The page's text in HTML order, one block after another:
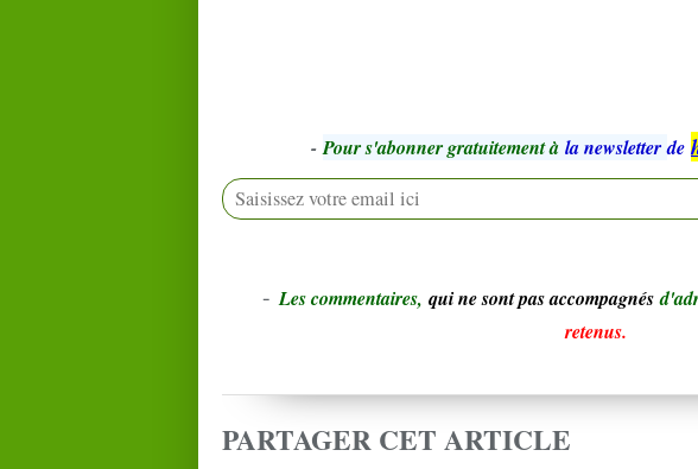
- Pour s'abonner gratuitement à la newsletter de
- Les commentaires, qui ne sont pas accompagnés
retenus.
PARTAGER CET ARTICLE